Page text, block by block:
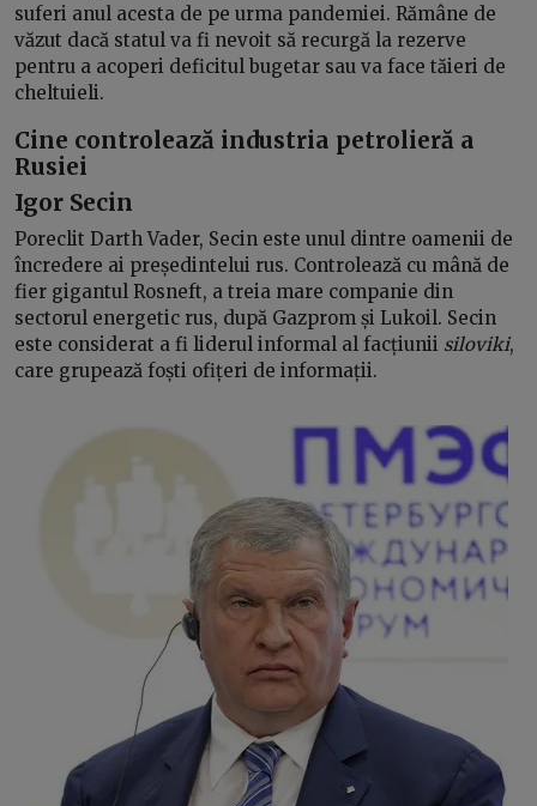
suferi anul acesta de pe urma pandemiei. Rămâne de
văzut dacă statul va fi nevoit să recurgă la rezerve
pentru a acoperi deficitul bugetar sau va face tăieri de
cheltuieli.
Cine controlează industria petrolieră a
Rusiei
Igor Secin
Poreclit Darth Vader, Secin este unul dintre oamenii de
încredere ai președintelui rus. Controlează cu mână de
fier gigantul Rosneft, a treia mare companie din
sectorul energetic rus, după Gazprom și Lukoil. Secin
este considerat a fi liderul informal al facțiunii siloviki,
care grupează foști ofițeri de informații.